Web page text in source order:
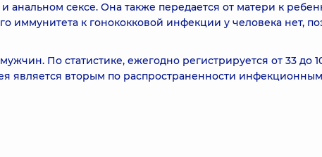
анальном сексе. Она также передается от матери к
иммунитета к гонококковой инфекции у человека нет,
По статистике, ежегодно регистрируется от 33 до
является вторым по распространенности инфекционным